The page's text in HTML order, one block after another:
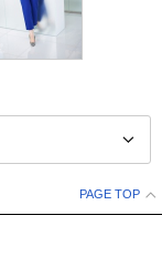
PAGE TOP